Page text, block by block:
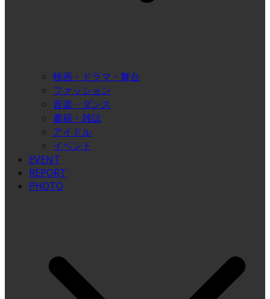
映画・ドラマ・舞台
ファッション
音楽・ダンス
書籍・雑誌
アイドル
イベント
EVENT
REPORT
PHOTO